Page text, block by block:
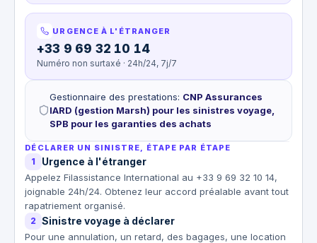
URGENCE À L'ÉTRANGER
+33 9 69 32 10 14
Numéro non surtaxé · 24h/24, 7j/7
Gestionnaire des prestations: CNP Assurances
IARD (gestion Marsh) pour les sinistres voyage,
SPB pour les garanties des achats
DÉCLARER UN SINISTRE, ÉTAPE PAR ÉTAPE
1 Urgence à l'étranger
Appelez Filassistance International au +33 9 69 32 10 14,
joignable 24h/24. Obtenez leur accord préalable avant tout
rapatriement organisé.
2 Sinistre voyage à déclarer
Pour une annulation, un retard, des bagages, une location